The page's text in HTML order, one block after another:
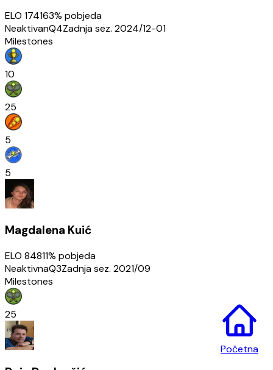
ELO 174163% pobjeda
NeaktivanQ4Zadnja sez. 2024/12-01
Milestones
10
25
5
5
Magdalena Kuić
ELO 84811% pobjeda
NeaktivnaQ3Zadnja sez. 2021/09
Milestones
25
Početna